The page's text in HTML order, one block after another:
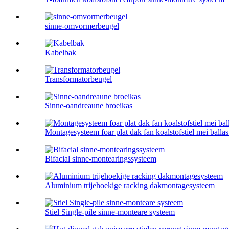
sinne-omvormerbeugel
Kabelbak
Transformatorbeugel
Sinne-oandreaune broeikas
Montagesysteem foar plat dak fan koalstofstiel mei
Bifacial sinne-montearingssysteem
Aluminium trijehoekige racking dakmontagesysteem
Stiel Single-pile sinne-monteare systeem